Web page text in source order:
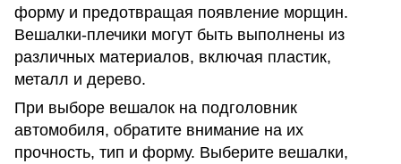
форму и предотвращая появление морщин.
Вешалки-плечики могут быть выполнены из
различных материалов, включая пластик,
металл и дерево.
При выборе вешалок на подголовник
автомобиля, обратите внимание на их
прочность, тип и форму. Выберите вешалки,